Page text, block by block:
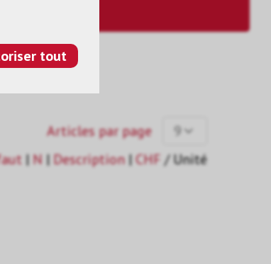
Articles par page
9
|N|Description|CHF/ Unité
tout